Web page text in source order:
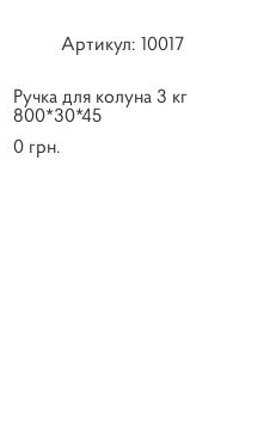
Артикул: ​10017
Ручка для колуна 3 кг
800*30*45
0 грн.